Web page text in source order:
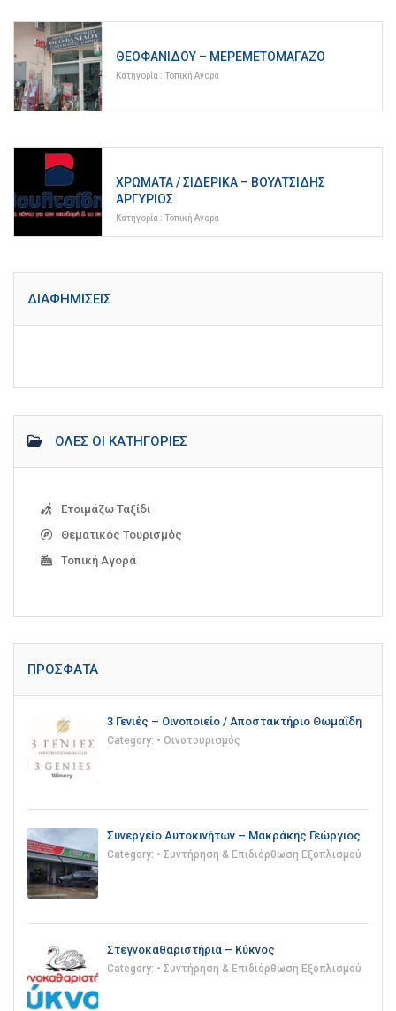
ΘΕΟΦΑΝΊΔΟΥ – ΜΕΡΕΜΕΤΟΜΆΓΑΖΟ
Κατηγορία : Τοπική Αγορά
ΧΡΏΜΑΤΑ / ΣΙΔΕΡΙΚΆ – ΒΟΥΛΤΣΊΔΗΣ
ΑΡΓΎΡΙΟΣ
Κατηγορία : Τοπική Αγορά
ΔΙΑΦΗΜΊΣΕΙΣ
ΌΛΕΣ ΟΙ ΚΑΤΗΓΟΡΊΕΣ
Ετοιμάζω Ταξίδι
Θεματικός Τουρισμός
Τοπική Αγορά
ΠΡΌΣΦΑΤΑ
3 Γενιές – Οινοποιείο / Αποστακτήριο Θωμαΐδη
Category: • Οινοτουρισμός
Συνεργείο Αυτοκινήτων – Μακράκης Γεώργιος
Category: • Συντήρηση & Επιδιόρθωση Εξοπλισμού
Στεγνοκαθαριστήρια – Κύκνος
Category: • Συντήρηση & Επιδιόρθωση Εξοπλισμού